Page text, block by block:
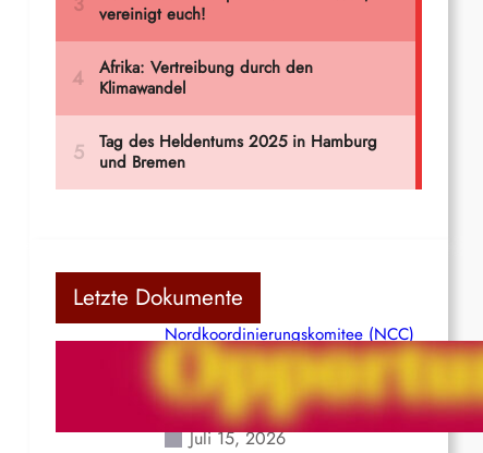
Letzte Dokumente
Nordkoordinierungskomitee (NCC)
der Kommunistischen Partei Indiens
(Maoistisch): Postmoderner
Opportunismus
Juli 15, 2026